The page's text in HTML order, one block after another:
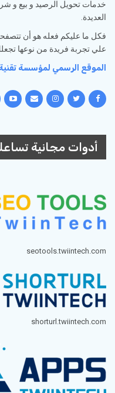
خدمات تحويل الرصيد و بيع و
العديدة.
فكل ما عليكم فعله هو أن
علي تجربة فريدة من نوعها
الموقع الرسمي لمؤسسة تقنية
أدوات مجانية
seotools.twiintech.com
shorturl.twiintech.com